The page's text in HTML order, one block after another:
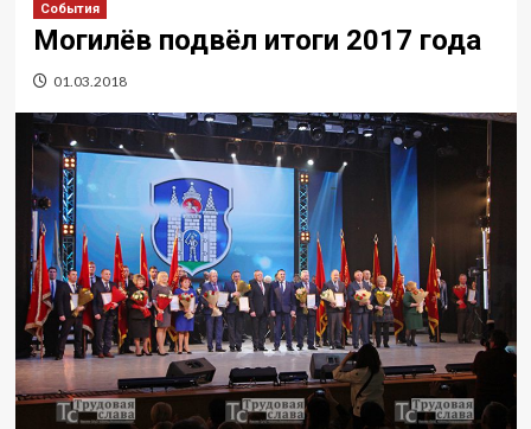
События
Могилёв подвёл итоги 2017 года
01.03.2018